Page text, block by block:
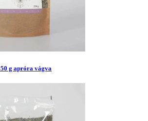
g apróra vágva